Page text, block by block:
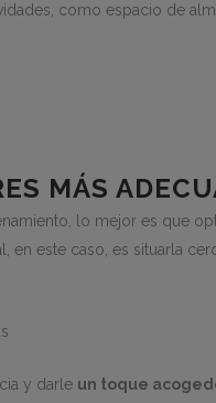
como espacio de
MÁS
lo mejor es que
en este caso, es situarla
y darle un toque